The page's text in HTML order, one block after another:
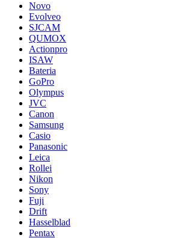
Novo
Evolveo
SJCAM
QUMOX
Actionpro
ISAW
Bateria
GoPro
Olympus
JVC
Canon
Samsung
Casio
Panasonic
Leica
Rollei
Nikon
Sony
Fuji
Drift
Hasselblad
Pentax